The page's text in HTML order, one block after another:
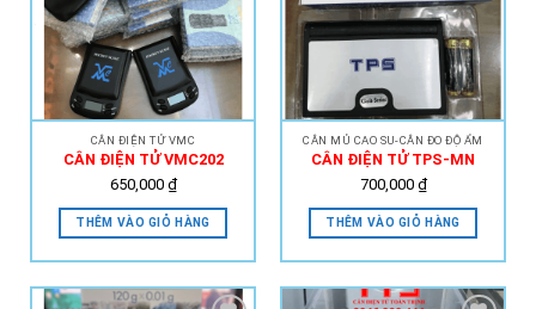
Add to
Wishlist
CÂN ĐIỆN TỬ VMC
CÂN ĐIỆN TỬ VMC202
650,000 ₫
THÊM VÀO GIỎ HÀNG
Add to
Wishlist
CÂN MỦ CAO SU-CÂN ĐO ĐỘ ẨM
CÂN ĐIỆN TỬ TPS-MN
700,000 ₫
THÊM VÀO GIỎ HÀNG